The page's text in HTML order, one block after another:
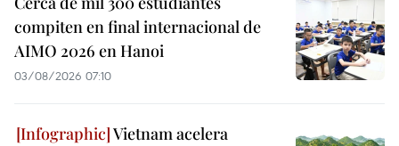
compiten en final internacional de
AIMO 2026 en Hanoi
03/08/2026 07:10
Vietnam acelera